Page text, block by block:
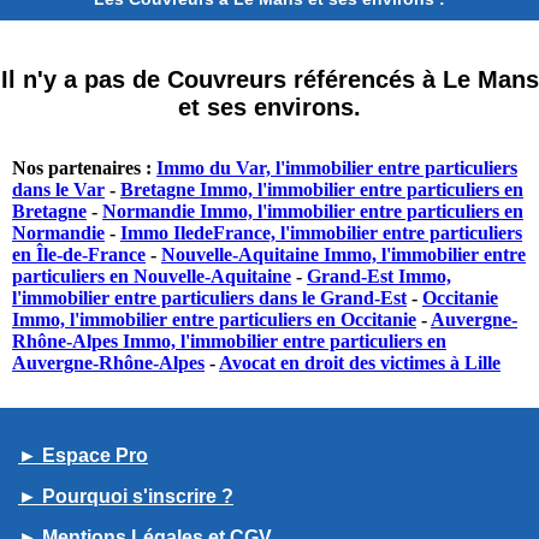
Il n'y a pas de Couvreurs référencés à Le Mans
et ses environs.
Nos partenaires : Immo du Var, l'immobilier entre particuliers
dans le Var - Bretagne Immo, l'immobilier entre particuliers en
Bretagne - Normandie Immo, l'immobilier entre particuliers en
Normandie - Immo IledeFrance, l'immobilier entre particuliers
en Île-de-France - Nouvelle-Aquitaine Immo, l'immobilier entre
particuliers en Nouvelle-Aquitaine - Grand-Est Immo,
l'immobilier entre particuliers dans le Grand-Est - Occitanie
Immo, l'immobilier entre particuliers en Occitanie - Auvergne-
Rhône-Alpes Immo, l'immobilier entre particuliers en
Auvergne-Rhône-Alpes - Avocat en droit des victimes à Lille
► Espace Pro
► Pourquoi s'inscrire ?